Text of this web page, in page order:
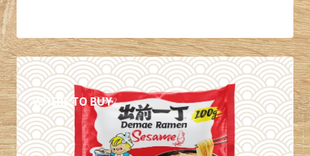
WHERE TO BUY
DÉTAILS